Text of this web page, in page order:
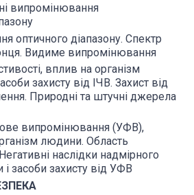
випромінювання
оптичного діапазону. Спектр
Видиме випромінювання
вплив на організм
захисту від ІЧВ. Захист від
Природні та штучні джерела
випромінювання (УФВ),
людини. Область
наслідки надмірного
засоби захисту від УФВ